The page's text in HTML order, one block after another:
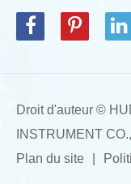
Droit d'auteur ©
INSTRUMENT
Plan du site